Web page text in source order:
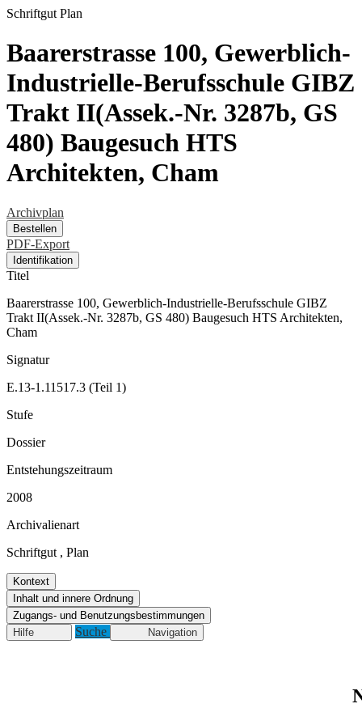
Schriftgut Plan
Baarerstrasse 100, Gewerblich-
Industrielle-Berufsschule GIBZ
Trakt II(Assek.-Nr. 3287b, GS
480) Baugesuch HTS
Architekten, Cham
Archivplan
Bestellen
PDF-Export
Identifikation
Titel
Baarerstrasse 100, Gewerblich-Industrielle-Berufsschule GIBZ
Trakt II(Assek.-Nr. 3287b, GS 480) Baugesuch HTS Architekten,
Cham
Signatur
E.13-1.11517.3 (Teil 1)
Stufe
Dossier
Entstehungszeitraum
2008
Archivalienart
Schriftgut , Plan
Kontext
Inhalt und innere Ordnung
Zugangs- und Benutzungsbestimmungen
Hilfe
Suche Navigation